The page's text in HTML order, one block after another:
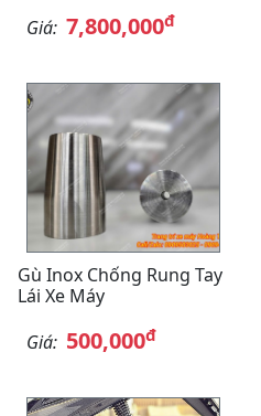
Giá: 7,800,000đ
Gù Inox Chống Rung Tay
Lái Xe Máy
Giá: 500,000đ